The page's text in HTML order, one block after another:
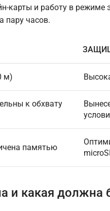
и работу в режиме
пару часов.
м)
к обхвату
памятью
и какая должна